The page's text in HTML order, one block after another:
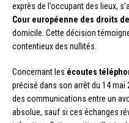
exprès de l’occupant des lieux,
Cour européenne des droits
domicile. Cette décision
contentieux des nullités.
Concernant les écoutes
précisé dans son arrêt du 14 mai
des communications entre un
absolue, sauf si ces échanges